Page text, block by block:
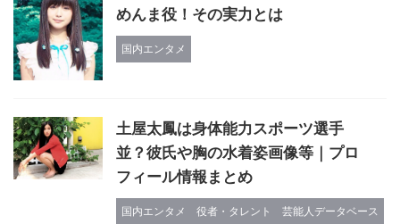
めんま役！その実力とは
国内エンタメ
土屋太鳳は身体能力スポーツ選手
並？彼氏や胸の水着姿画像等｜プロ
フィール情報まとめ
国内エンタメ 役者・タレント 芸能人データベース